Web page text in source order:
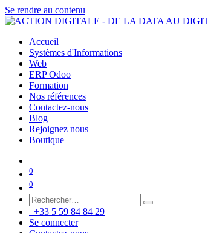
Se rendre au contenu
Accueil
Systèmes d'Informations
Web
ERP Odoo
Formation
Nos références
Contactez-nous
Blog
Rejoignez nous
Boutique
0
0
+33 5 59 84 84 29
Se connecter